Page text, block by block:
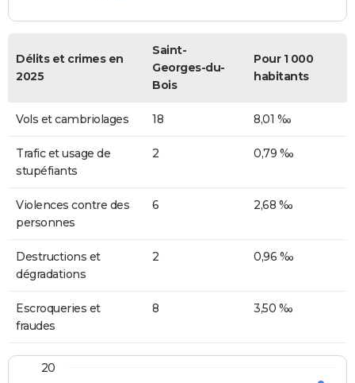
Délits et crimes en
2025
Saint-
Georges-du-
Bois
Pour 1 000
habitants
Vols et cambriolages 18 8,01 ‰
Trafic et usage de
stupéfiants
2 0,79 ‰
Violences contre des
personnes
6 2,68 ‰
Destructions et
dégradations
2 0,96 ‰
Escroqueries et
fraudes
8 3,50 ‰
20